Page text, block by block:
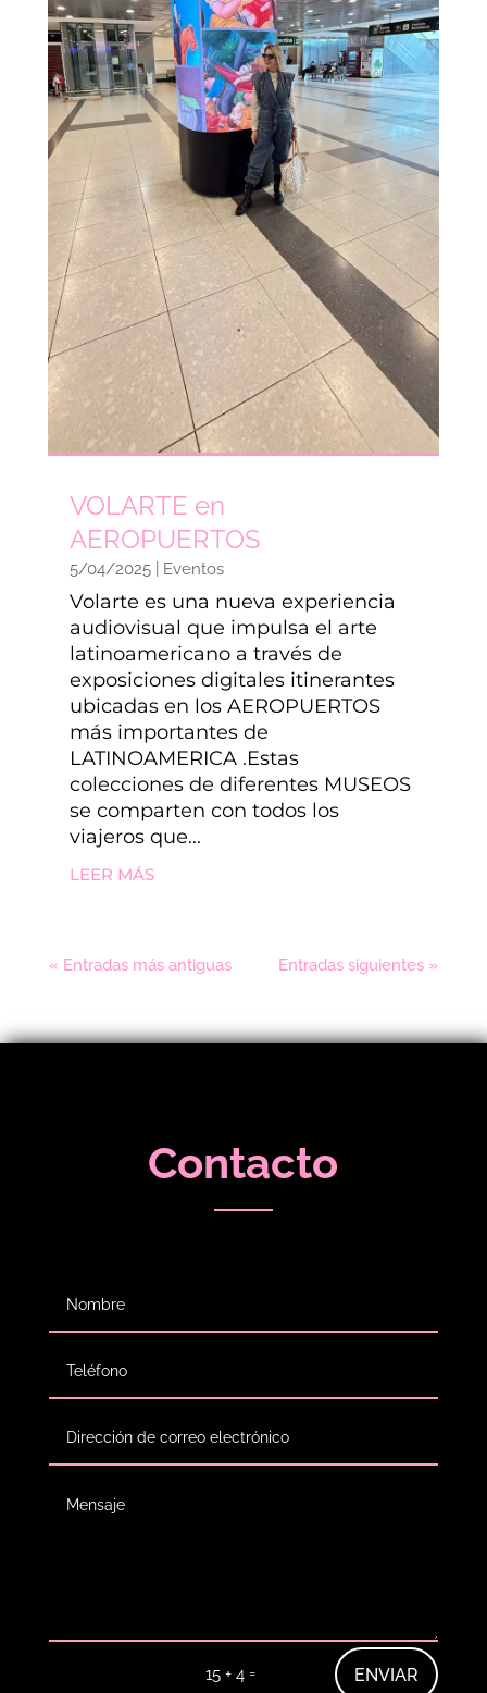
VOLARTE en
AEROPUERTOS
5/04/2025| Eventos
Volarte es una nueva experiencia
audiovisual que impulsa el arte
latinoamericano a través de
exposiciones digitales itinerantes
ubicadas en los AEROPUERTOS
más importantes de
LATINOAMERICA .Estas
colecciones de diferentes MUSEOS
se comparten con todos los
viajeros que...
LEER MÁS
« Entradas más antiguas Entradas siguientes »
Contacto
15 + 4 = ENVIAR